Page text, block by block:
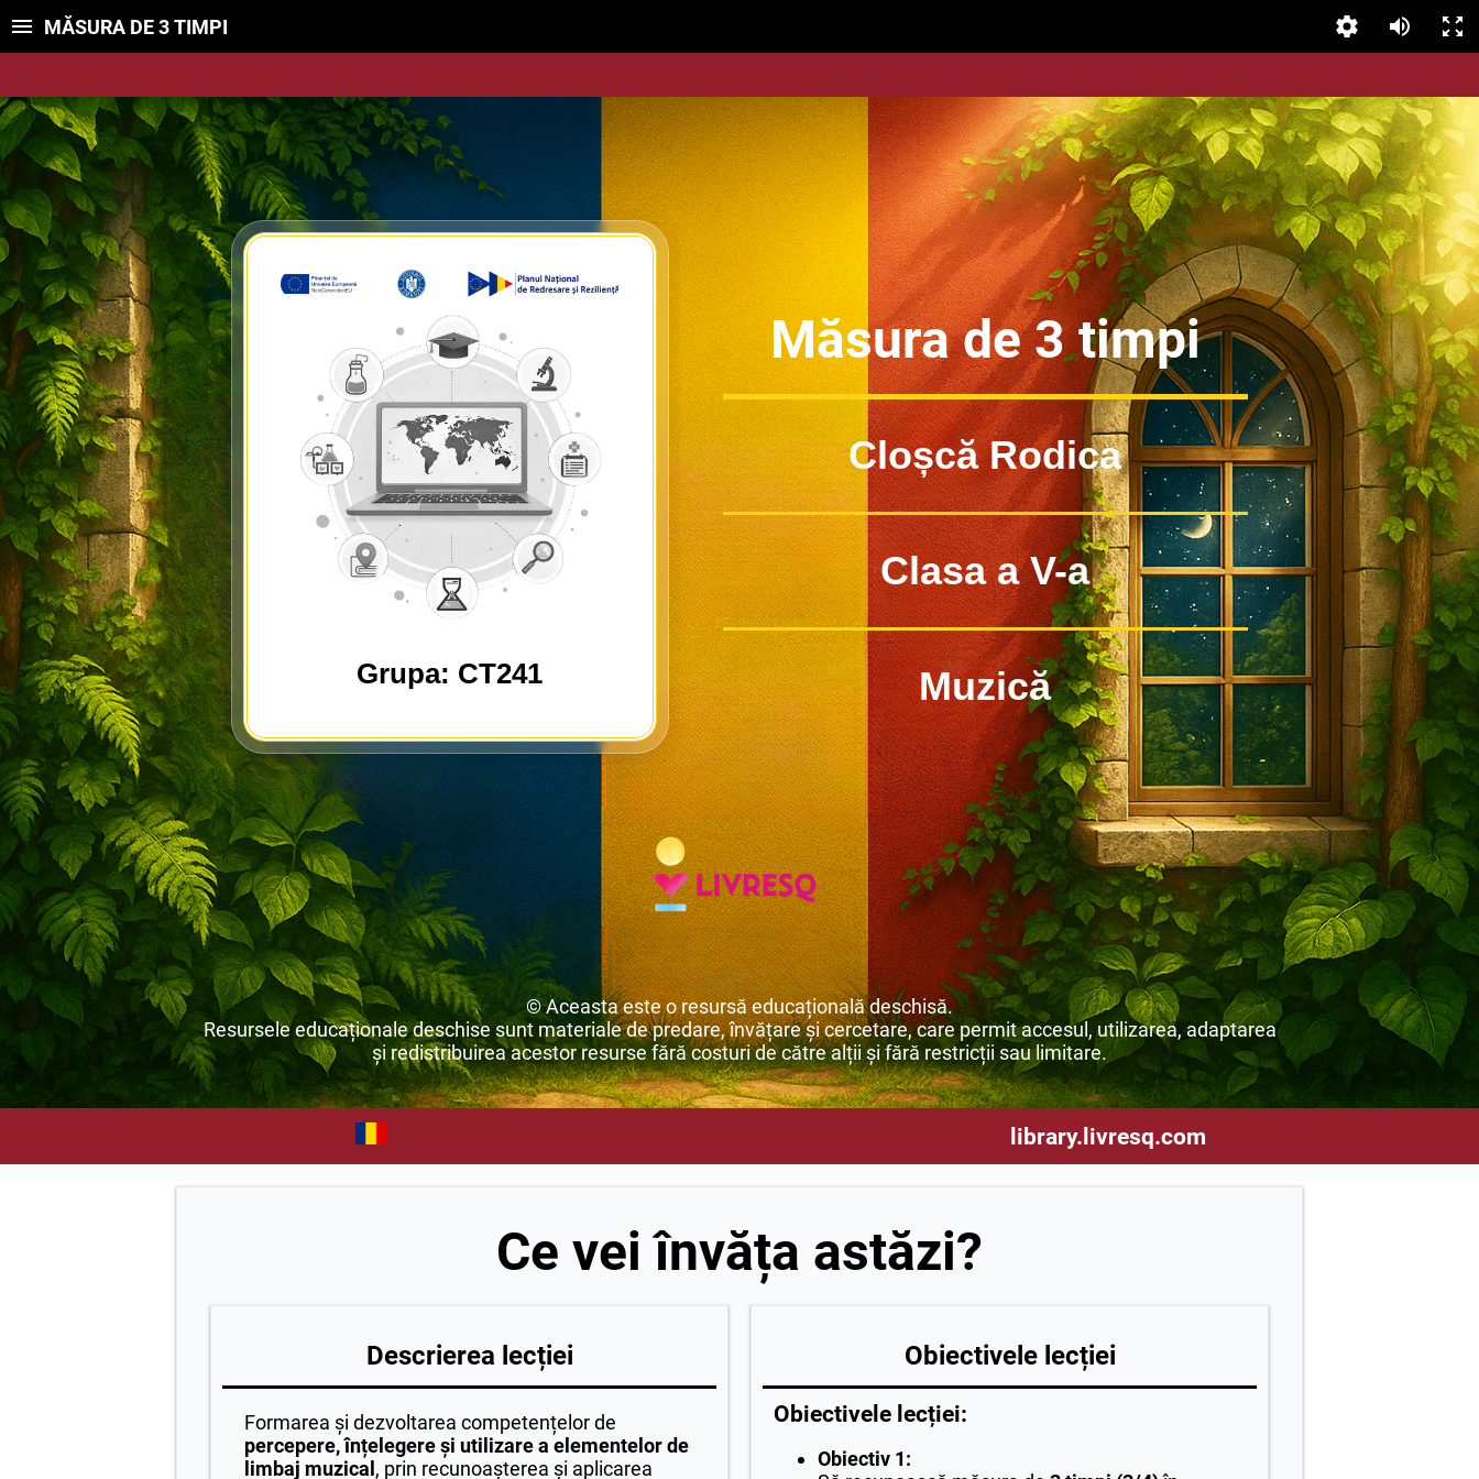
MĂSURA DE 3 TIMPI
Grupa: CT241
Măsura de 3 timpi
Cloșcă Rodica
Clasa a V-a
Muzică
© Aceasta este o resursă educațională deschisă.
Resursele educaționale deschise sunt materiale de predare, învățare și cercetare, care permit accesul, utilizarea, adaptarea
și redistribuirea acestor resurse fără costuri de către alții și fără restricții sau limitare.
library.livresq.com
Ce vei învăța astăzi?
Descrierea lecției
Formarea și dezvoltarea competențelor de
percepere, înțelegere și utilizare a elementelor de
limbaj muzical , prin recunoașterea și aplicarea
Obiectivele lecției
Obiectivele lecției:
Obiectiv 1: